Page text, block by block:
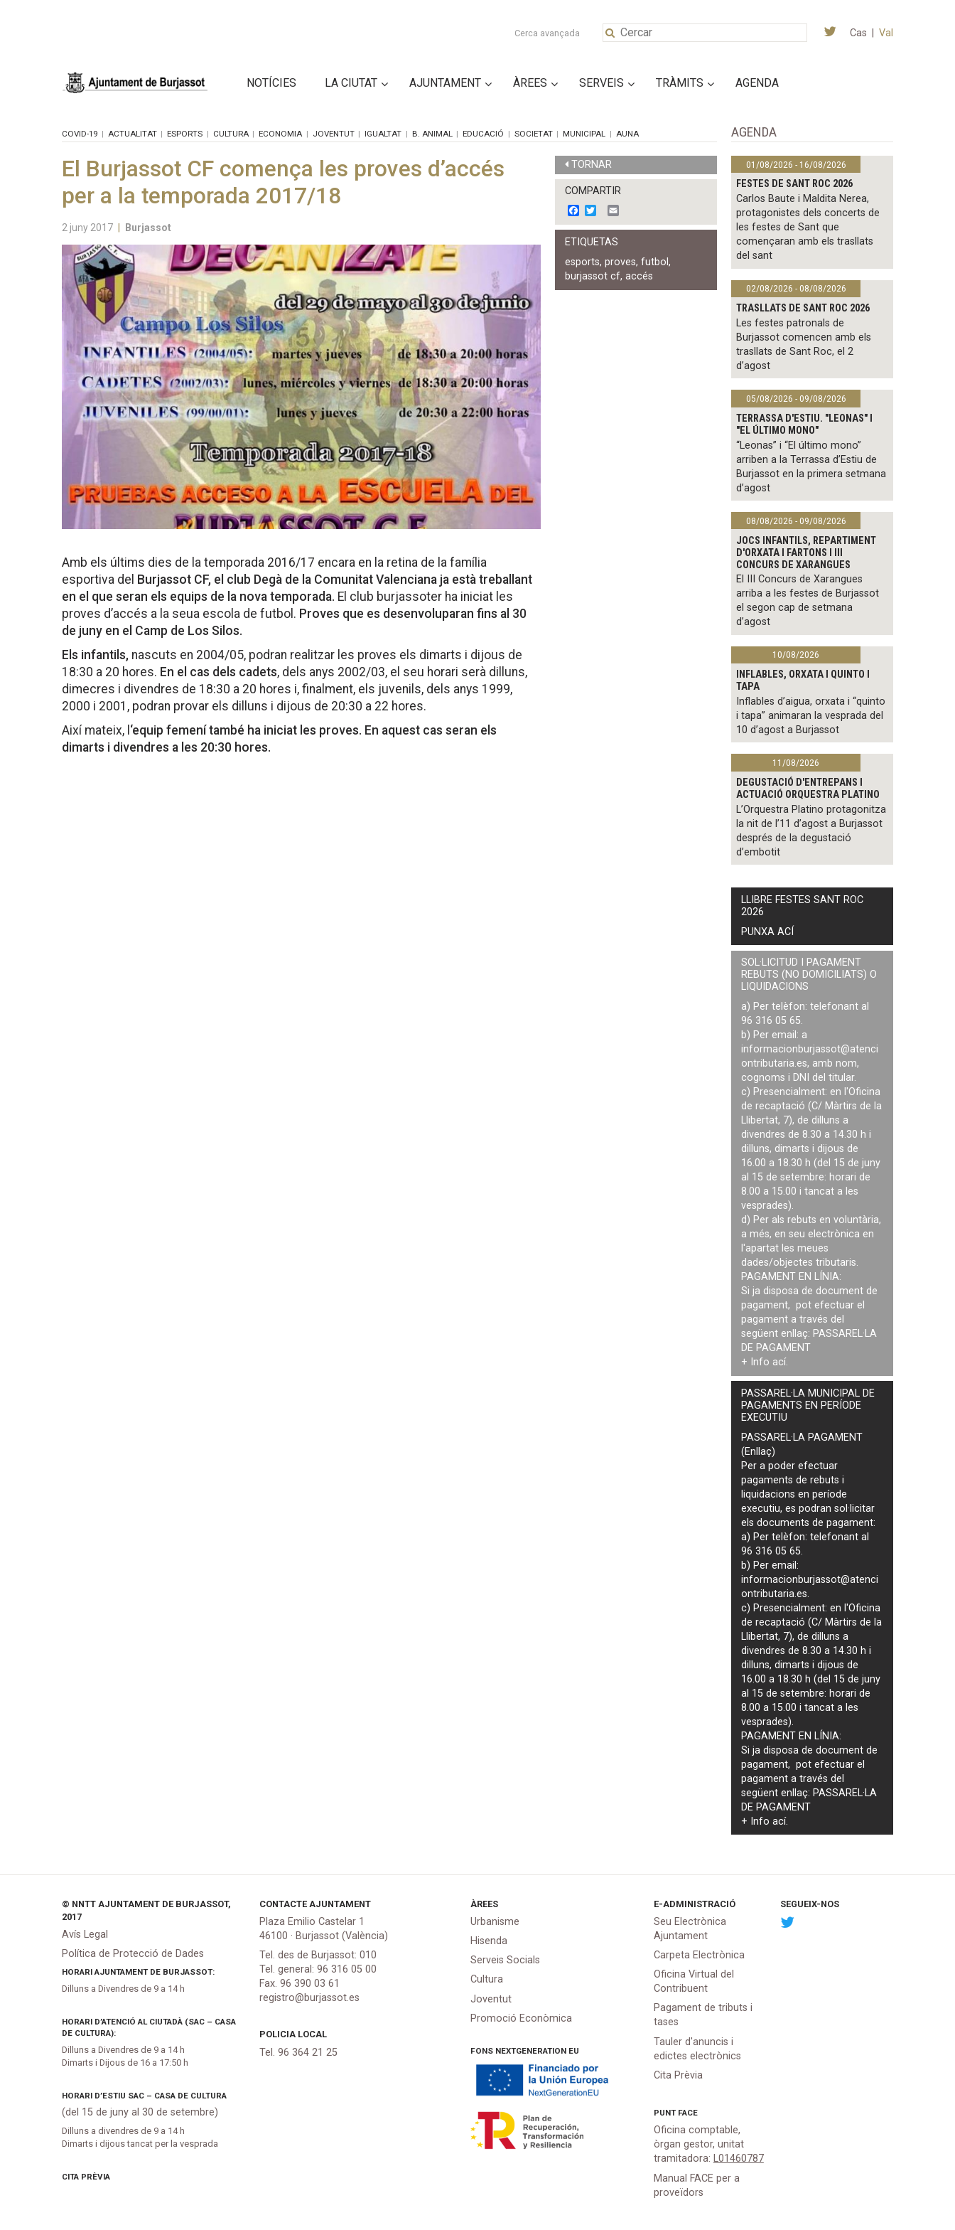
Cerca avançada Cas Val
NOTÍCIES LA CIUTAT AJUNTAMENT ÀREES SERVEIS TRÀMITS AGENDA
COVID-19 ACTUALITAT ESPORTS CULTURA ECONOMIA JOVENTUT IGUALTAT B. ANIMAL EDUCACIÓ SOCIETAT MUNICIPAL AUNA
El Burjassot CF comença les proves d’accés
per a la temporada 2017/18
2 juny 2017 Burjassot
Amb els últims dies de la temporada 2016/17 encara en la retina de la família
esportiva del Burjassot CF, el club Degà de la Comunitat Valenciana ja està treballant
en el que seran els equips de la nova temporada. El club burjassoter ha iniciat les
proves d’accés a la seua escola de futbol. Proves que es desenvoluparan fins al 30
de juny en el Camp de Los Silos.
Els infantils, nascuts en 2004/05, podran realitzar les proves els dimarts i dijous de
18:30 a 20 hores. En el cas dels cadets, dels anys 2002/03, el seu horari serà dilluns,
dimecres i divendres de 18:30 a 20 hores i, finalment, els juvenils, dels anys 1999,
2000 i 2001, podran provar els dilluns i dijous de 20:30 a 22 hores.
Així mateix, l ‘equip femení també ha iniciat les proves. En aquest cas seran els
dimarts i divendres a les 20:30 hores.
TORNAR
COMPARTIR
F
a
c
e
o
o
k
w
i
t
e
r
m
a
ETIQUETAS
esports,proves,futbol,
burjassot cf,accés
AGENDA
01/08/2026 - 16/08/2026
FESTES DE SANT ROC 2026
Carlos Baute i Maldita Nerea,
protagonistes dels concerts de
les festes de Sant que
començaran amb els trasllats
del sant
02/08/2026 - 08/08/2026
TRASLLATS DE SANT ROC 2026
Les festes patronals de
Burjassot comencen amb els
trasllats de Sant Roc, el 2
d’agost
05/08/2026 - 09/08/2026
TERRASSA D'ESTIU. "LEONAS" I
"EL ÚLTIMO MONO"
“Leonas” i “El último mono”
arriben a la Terrassa d’Estiu de
Burjassot en la primera setmana
d’agost
08/08/2026 - 09/08/2026
JOCS INFANTILS, REPARTIMENT
D'ORXATA I FARTONS I III
CONCURS DE XARANGUES
El III Concurs de Xarangues
arriba a les festes de Burjassot
el segon cap de setmana
d’agost
10/08/2026
INFLABLES, ORXATA I QUINTO I
TAPA
Inflables d’aigua, orxata i “quinto
i tapa” animaran la vesprada del
10 d’agost a Burjassot
11/08/2026
DEGUSTACIÓ D'ENTREPANS I
ACTUACIÓ ORQUESTRA PLATINO
L’Orquestra Platino protagonitza
la nit de l’11 d’agost a Burjassot
després de la degustació
d’embotit
LLIBRE FESTES SANT ROC
2026
PUNXA ACÍ
SOL·LICITUD I PAGAMENT
REBUTS (NO DOMICILIATS) O
LIQUIDACIONS
a) Per telèfon: telefonant al
96 316 05 65.
b) Per email: a
informacionburjassot@atenci
ontributaria.es, amb nom,
cognoms i DNI del titular.
c) Presencialment: en l'Oficina
de recaptació (C/ Màrtirs de la
Llibertat, 7), de dilluns a
divendres de 8.30 a 14.30 h i
dilluns, dimarts i dijous de
16.00 a 18.30 h (del 15 de juny
al 15 de setembre: horari de
8.00 a 15.00 i tancat a les
vesprades).
d) Per als rebuts en voluntària,
a més, en seu electrònica en
l'apartat les meues
dades/objectes tributaris.
PAGAMENT EN LÍNIA:
Si ja disposa de document de
pagament, pot efectuar el
pagament a través del
següent enllaç: PASSAREL·LA
DE PAGAMENT
+ Info ací.
PASSAREL·LA MUNICIPAL DE
PAGAMENTS EN PERÍODE
EXECUTIU
PASSAREL·LA PAGAMENT
(Enllaç)
Per a poder efectuar
pagaments derebuts i
liquidacions en període
executiu, es podransol·licitar
els documents de pagament:
a) Per telèfon: telefonant al
96 316 05 65.
b) Per email:
informacionburjassot@atenci
ontributaria.es.
c) Presencialment: en l'Oficina
de recaptació (C/ Màrtirs de la
Llibertat, 7), de dilluns a
divendres de 8.30 a 14.30 h i
dilluns, dimarts i dijous de
16.00 a 18.30 h (del 15 de juny
al 15 de setembre: horari de
8.00 a 15.00 i tancat a les
vesprades).
PAGAMENT EN LÍNIA:
Si ja disposa de document de
pagament, pot efectuar el
pagament a través del
següent enllaç: PASSAREL·LA
DE PAGAMENT
+ Infoací.
© NNTT AJUNTAMENT DE BURJASSOT,
2017
Avís Legal
Política de Protecció de Dades
HORARI AJUNTAMENT DE BURJASSOT:
Dilluns a Divendres de 9 a 14 h
HORARI D’ATENCIÓ AL CIUTADÀ (SAC – CASA
DE CULTURA):
Dilluns a Divendres de 9 a 14 h
Dimarts i Dijous de 16 a 17:50 h
HORARI D’ESTIU SAC – CASA DE CULTURA
(del 15 de juny al 30 de setembre)
Dilluns a divendres de 9 a 14 h
Dimarts i dijous tancat per la vesprada
CITA PRÈVIA
CONTACTE AJUNTAMENT
Plaza Emilio Castelar 1
46100 · Burjassot (València)
Tel. des de Burjassot: 010
Tel. general: 96 316 05 00
Fax. 96 390 03 61
registro@burjassot.es
POLICIA LOCAL
Tel. 96 364 21 25
ÀREES
Urbanisme
Hisenda
Serveis Socials
Cultura
Joventut
Promoció Econòmica
FONS NEXTGENERATION EU
E-ADMINISTRACIÓ
Seu Electrònica
Ajuntament
Carpeta Electrònica
Oficina Virtual del
Contribuent
Pagament de tributs i
tases
Tauler d'anuncis i
edictes electrònics
Cita Prèvia
PUNT FACE
Oficina comptable,
òrgan gestor, unitat
tramitadora: L01460787
Manual FACE per a
proveïdors
SEGUEIX-NOS